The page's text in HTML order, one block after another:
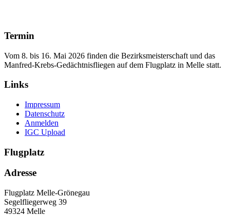
Termin
Vom 8. bis 16. Mai 2026 finden die Bezirksmeisterschaft und das
Manfred‑Krebs‑Gedächtnisfliegen auf dem Flugplatz in Melle statt.
Links
Impressum
Datenschutz
Anmelden
IGC Upload
Flugplatz
Adresse
Flugplatz Melle-Grönegau
Segelfliegerweg 39
49324 Melle